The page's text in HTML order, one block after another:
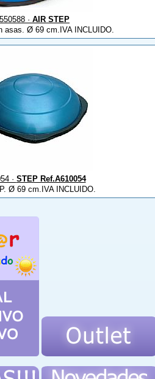
· AIR STEP
asas. Ø 69 cm.IVA INCLUIDO.
· STEP Ref.A610054
Ø 69 cm.IVA INCLUIDO.